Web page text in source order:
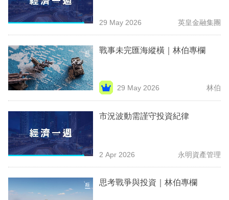
理
商
業
科
技
職
場
生
時
29 May 2026 英皇金融集團
戰事未完匯海縱橫｜林伯專欄
29 May 2026 林伯
市況波動需謹守投資紀律
2 Apr 2026 永明資產管理
思考戰爭與投資｜林伯專欄